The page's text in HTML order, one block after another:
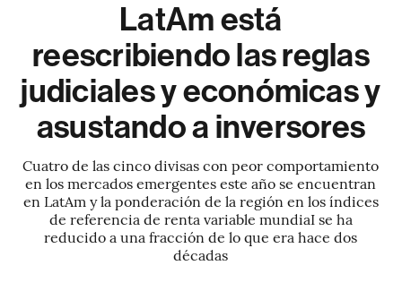
LatAm está
reescribiendo las reglas
judiciales y económicas y
asustando a inversores
Cuatro de las cinco divisas con peor comportamiento
en los mercados emergentes este año se encuentran
en LatAm y la ponderación de la región en los índices
de referencia de renta variable mundiaI se ha
reducido a una fracción de lo que era hace dos
décadas